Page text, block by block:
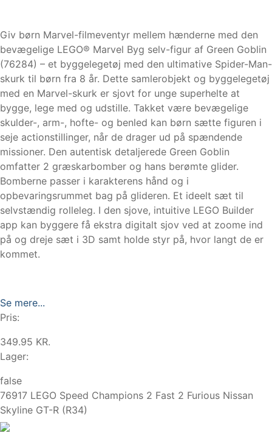
Giv børn Marvel-filmeventyr mellem hænderne med den
bevægelige LEGO® Marvel Byg selv-figur af Green Goblin
(76284) – et byggelegetøj med den ultimative Spider-Man-
skurk til børn fra 8 år. Dette samlerobjekt og byggelegetøj
med en Marvel-skurk er sjovt for unge superhelte at
bygge, lege med og udstille. Takket være bevægelige
skulder-, arm-, hofte- og benled kan børn sætte figuren i
seje actionstillinger, når de drager ud på spændende
missioner. Den autentisk detaljerede Green Goblin
omfatter 2 græskarbomber og hans berømte glider.
Bomberne passer i karakterens hånd og i
opbevaringsrummet bag på glideren. Et ideelt sæt til
selvstændig rolleleg. I den sjove, intuitive LEGO Builder
app kan byggere få ekstra digitalt sjov ved at zoome ind
på og dreje sæt i 3D samt holde styr på, hvor langt de er
kommet.
Se mere...
Pris:
349.95 KR.
Lager:
false
76917 LEGO Speed Champions 2 Fast 2 Furious Nissan
Skyline GT-R (R34)